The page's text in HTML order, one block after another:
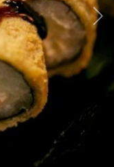
Next